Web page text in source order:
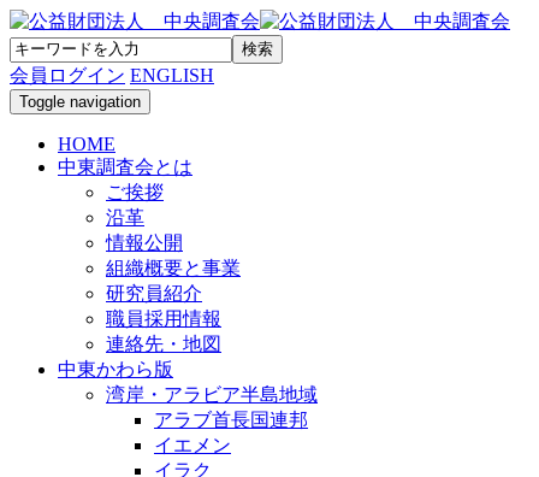
会員ログイン ENGLISH
Toggle navigation
HOME
中東調査会とは
ご挨拶
沿革
情報公開
組織概要と事業
研究員紹介
職員採用情報
連絡先・地図
中東かわら版
湾岸・アラビア半島地域
アラブ首長国連邦
イエメン
イラク